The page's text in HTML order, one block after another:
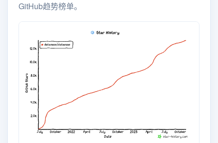
GitHub趋势榜单。